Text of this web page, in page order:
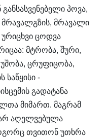
პოვა,
მრავალგზის, მრავალი
ცოდვა
მტრობა, შური,
ცრუფიცობა,
-
გადატანა
მიმართ. მაგრამ
აღელვებულა
თვითონ უთხრა